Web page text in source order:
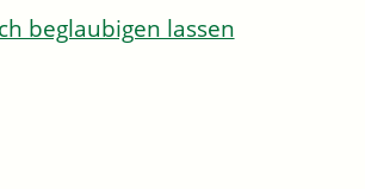
beglaubigen lassen